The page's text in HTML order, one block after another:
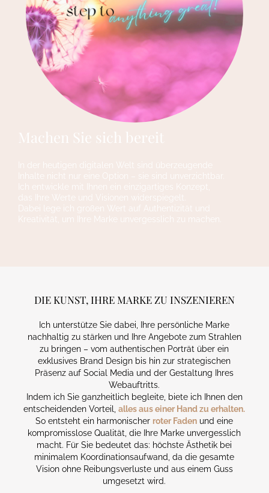
Machen Sie sich bereit
In der heutigen digitalen Welt sind überzeugende
Inhalte nicht nur eine Option – sie sind unverzichtbar.
Ich entwickle mit Ihnen ein einzigartiges Konzept,
das Ihre Werte und Visionen widerspiegelt.
Dabei lege ich großen Wert auf Authentizität und
Kreativität, um Ihre Marke unvergesslich zu machen.
DIE KUNST, IHRE MARKE ZU INSZENIEREN
Ich unterstütze Sie dabei, Ihre persönliche Marke
nachhaltig zu stärken und Ihre Angebote zum Strahlen
zu bringen – vom authentischen Porträt über ein
exklusives Brand Design bis hin zur strategischen
Präsenz auf Social Media und der Gestaltung Ihres
Webauftritts.
Indem ich Sie ganzheitlich begleite, biete ich Ihnen den
entscheidenden Vorteil,alles aus einer Hand zu erhalten.
So entsteht ein harmonischer roter Faden und eine
kompromisslose Qualität, die Ihre Marke unvergesslich
macht. Für Sie bedeutet das: höchste Ästhetik bei
minimalem Koordinationsaufwand, da die gesamte
Vision ohne Reibungsverluste und aus einem Guss
umgesetzt wird.